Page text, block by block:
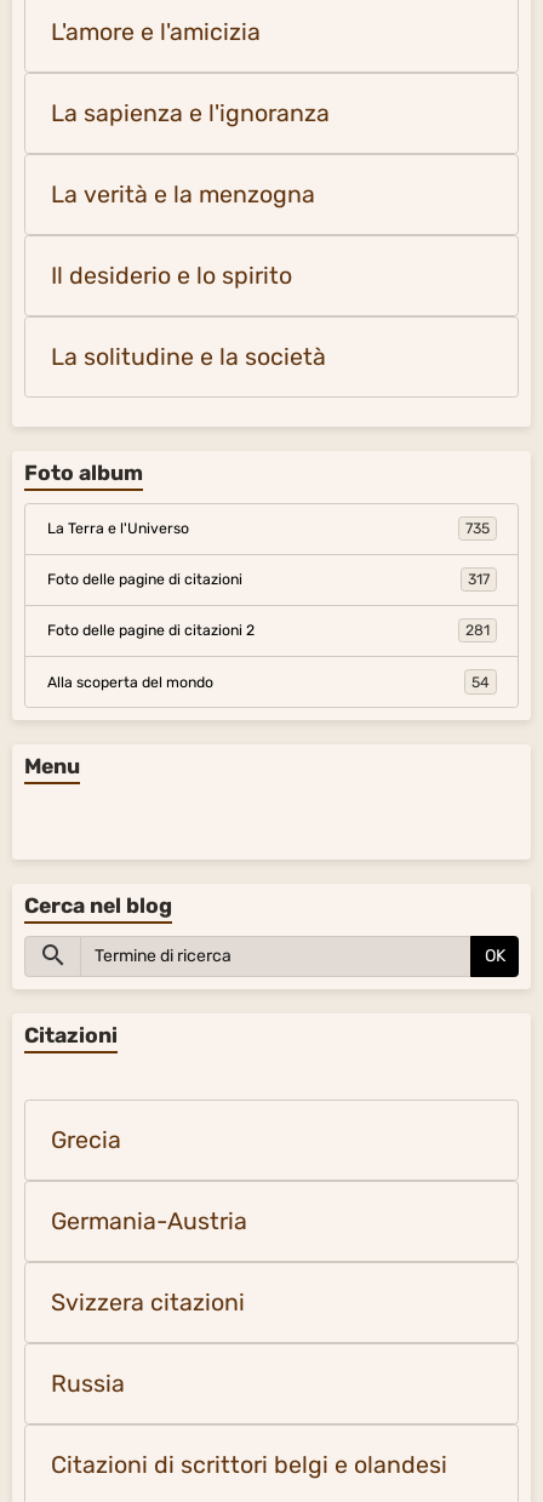
L'amore e l'amicizia
La sapienza e l'ignoranza
La verità e la menzogna
Il desiderio e lo spirito
La solitudine e la società
Foto album
La Terra e l'Universo 735
Foto delle pagine di citazioni 317
Foto delle pagine di citazioni 2 281
Alla scoperta del mondo 54
Menu
Cerca nel blog
OK
Citazioni
Grecia
Germania-Austria
Svizzera citazioni
Russia
Citazioni di scrittori belgi e olandesi